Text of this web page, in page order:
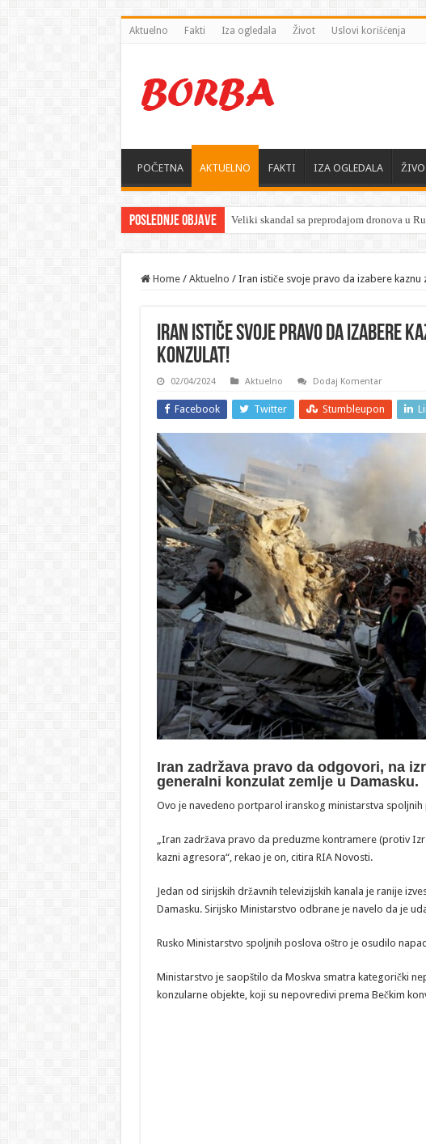
Aktuelno Fakti Iza ogledala Život Uslovi korišćenja
POČETNA AKTUELNO FAKTI IZA OGLEDALA
Poslednje objave
Home / Aktuelno / Iran ističe svoje pravo da izabere kaznu
Iran ističe svoje pravo da izabere
konzulat!
02/04/2024 Aktuelno Dodaj Komentar
Facebook Twitter Stumbleupon
Iran zadržava pravo da odgovori, na
generalni konzulat zemlje u Damasku.
Ovo je navedeno portparol iranskog ministarstva spoljnih
„Iran zadržava pravo da preduzme kontramere (protiv
kazni agresora“, rekao je on, citira RIA Novosti.
Jedan od sirijskih državnih televizijskih kanala je ranije
Damasku. Sirijsko Ministarstvo odbrane je navelo da je
Rusko Ministarstvo spoljnih poslova oštro je osudilo
Ministarstvo je saopštilo da Moskva smatra kategorički
konzularne objekte, koji su nepovredivi prema Bečkim